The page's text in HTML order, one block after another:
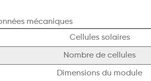
mécaniques
Cellules solaires
Nombre de cellules
Dimensions du module